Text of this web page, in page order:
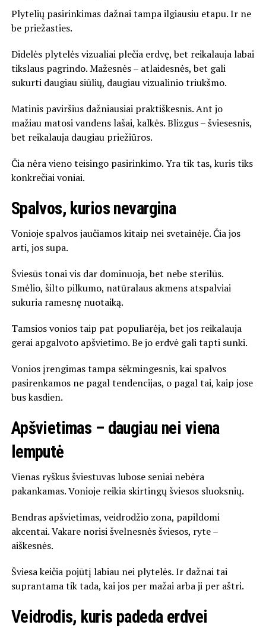
Plytelių pasirinkimas dažnai tampa ilgiausiu etapu. Ir ne
be priežasties.
Didelės plytelės vizualiai plečia erdvę, bet reikalauja labai
tikslaus pagrindo. Mažesnės – atlaidesnės, bet gali
sukurti daugiau siūlių, daugiau vizualinio triukšmo.
Matinis paviršius dažniausiai praktiškesnis. Ant jo
mažiau matosi vandens lašai, kalkės. Blizgus – šviesesnis,
bet reikalauja daugiau priežiūros.
Čia nėra vieno teisingo pasirinkimo. Yra tik tas, kuris tiks
konkrečiai voniai.
Spalvos, kurios nevargina
Vonioje spalvos jaučiamos kitaip nei svetainėje. Čia jos
arti, jos supa.
Šviesūs tonai vis dar dominuoja, bet nebe sterilūs.
Smėlio, šilto pilkumo, natūralaus akmens atspalviai
sukuria ramesnę nuotaiką.
Tamsios vonios taip pat populiarėja, bet jos reikalauja
gerai apgalvoto apšvietimo. Be jo erdvė gali tapti sunki.
Vonios įrengimas tampa sėkmingesnis, kai spalvos
pasirenkamos ne pagal tendencijas, o pagal tai, kaip jose
bus kasdien.
Apšvietimas – daugiau nei viena
lemputė
Vienas ryškus šviestuvas lubose seniai nebėra
pakankamas. Vonioje reikia skirtingų šviesos sluoksnių.
Bendras apšvietimas, veidrodžio zona, papildomi
akcentai. Vakare norisi švelnesnės šviesos, ryte –
aiškesnės.
Šviesa keičia pojūtį labiau nei plytelės. Ir dažnai tai
suprantama tik tada, kai jos per mažai arba ji per aštri.
Veidrodis, kuris padeda erdvei